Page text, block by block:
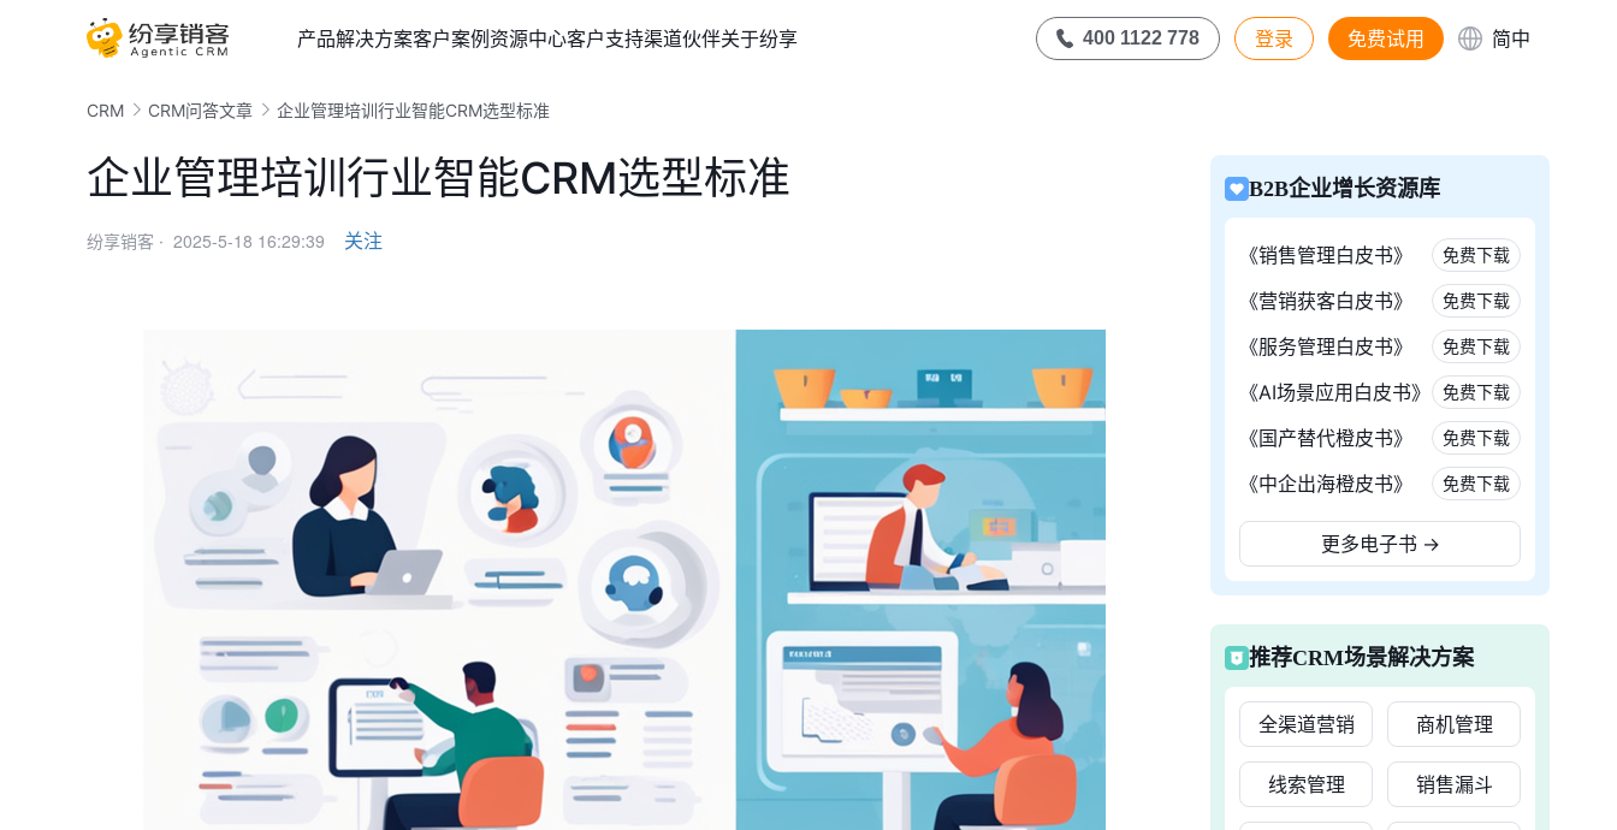
产品解决方案客户案例资源中心客户支持渠道伙伴关于纷享 400 1122 778 登录 免费试用 简中
CRM CRM问答文章 企业管理培训行业智能CRM选型标准
企业管理培训行业智能CRM选型标准
纷享销客 · 2025-5-18 16:29:39 关注
B2B企业增长资源库
《销售管理白皮书》 免费下载
《营销获客白皮书》 免费下载
《服务管理白皮书》 免费下载
《AI场景应用白皮书》 免费下载
《国产替代橙皮书》 免费下载
《中企出海橙皮书》 免费下载
更多电子书 →
推荐CRM场景解决方案
全渠道营销 商机管理
线索管理 销售漏斗